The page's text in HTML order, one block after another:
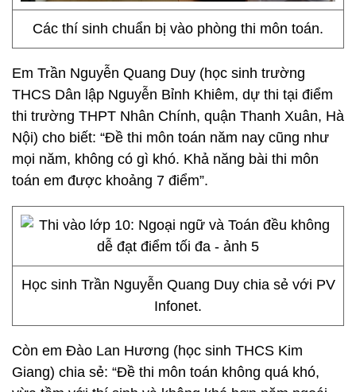
Các thí sinh chuẩn bị vào phòng thi môn toán.
Em Trần Nguyễn Quang Duy (học sinh trường
THCS Dân lập Nguyễn Bỉnh Khiêm, dự thi tại điểm
thi trường THPT Nhân Chính, quận Thanh Xuân, Hà
Nội) cho biết: “Đề thi môn toán năm nay cũng như
mọi năm, không có gì khó. Khả năng bài thi môn
toán em được khoảng 7 điểm”.
Học sinh Trần Nguyễn Quang Duy chia sẻ với PV
Infonet.
Còn em Đào Lan Hương (học sinh THCS Kim
Giang) chia sẻ: “Đề thi môn toán không quá khó,